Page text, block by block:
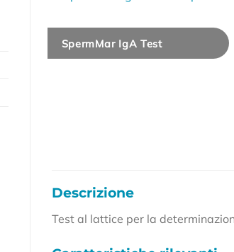
SpermMar IgA Test
Descrizione
Test al lattice per la